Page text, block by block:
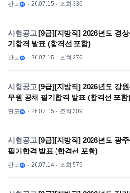
판도 26.07.15 조회 336
시험공고 [9급][지방직] 2026년도 경
기합격 발표 (합격선 포함)
판도 26.07.15 조회 276
시험공고 [9급][지방직] 2026년도 강
무원 공채 필기합격 발표 (합격선 포함)
판도 26.07.15 조회 209
시험공고 [9급][지방직] 2026년도 광
필기합격 발표 (합격선 포함)
판도 26.07.14 조회 579